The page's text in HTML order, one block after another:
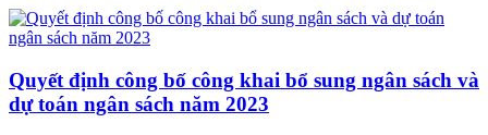
Quyết định công bố công khai bổ sung ngân sách và
dự toán ngân sách năm 2023